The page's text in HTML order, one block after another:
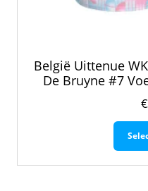
België Uittenue
De Bruyne #7
€